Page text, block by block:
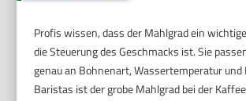
Profis wissen, dass der Mahlgrad ein
die Steuerung des Geschmacks ist. Sie
genau an Bohnenart, Wassertemperatur und
Baristas ist der grobe Mahlgrad bei der